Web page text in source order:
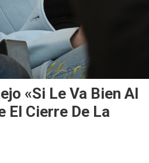
«Si Le Va Bien Al
El Cierre De La